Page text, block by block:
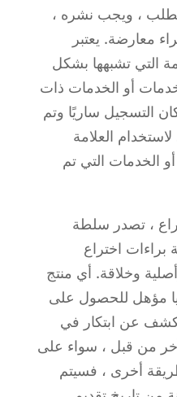
، ويجب نشره ،
معارضة. يعتبر
التي تشبهها بشكل
أو الخدمات ذات
كان التسجيل ساريًا وتم
العلامة
أو الخدمات التي تم
، تصدر سلطة
براءات اختراع
وخلاقة. أي منتج
مؤهل للحصول على
عن ابتكار في
من قبل ، سواء على
أخرى ، فسيتم